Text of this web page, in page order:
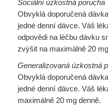
Sociální úzkostná porucha
Obvyklá doporučená
jedné denní dávce. Váš
odpovědi na léčbu dávku
zvýšit na maximálně 20
Generalizovaná úzkostná
Obvyklá doporučená
jedné denní dávce. Váš
maximálně 20 mg denně.